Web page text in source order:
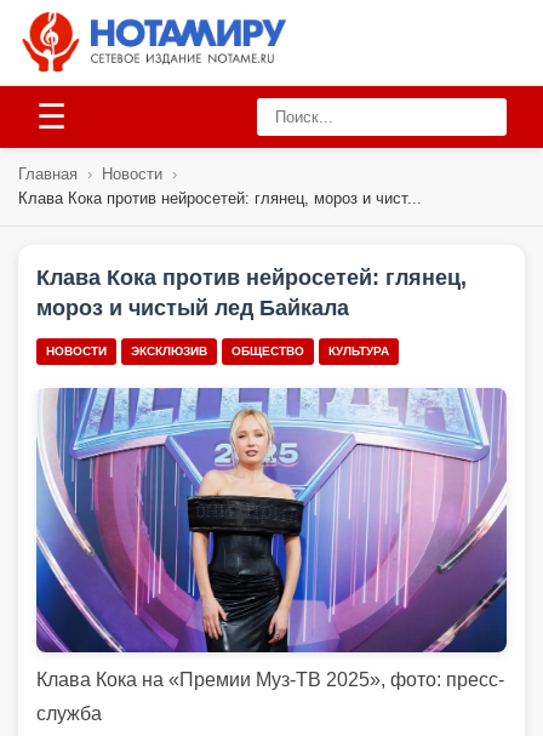
☰
Главная › Новости ›
Клава Кока против нейросетей: глянец, мороз и чист...
Клава Кока против нейросетей: глянец,
мороз и чистый лед Байкала
НОВОСТИ ЭКСКЛЮЗИВ ОБЩЕСТВО КУЛЬТУРА
Клава Кока на «Премии Муз-ТВ 2025», фото: пресс-
служба